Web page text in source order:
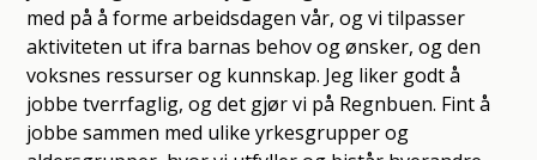
med på å forme arbeidsdagen vår, og vi tilpasser
aktiviteten ut ifra barnas behov og ønsker, og den
voksnes ressurser og kunnskap. Jeg liker godt å
jobbe tverrfaglig, og det gjør vi på Regnbuen. Fint å
jobbe sammen med ulike yrkesgrupper og